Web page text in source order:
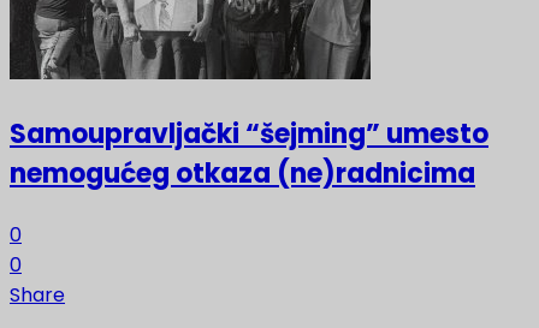
Samoupravljački “šejming” umesto
nemogućeg otkaza (ne)radnicima
0
0
Share